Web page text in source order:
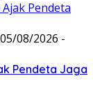
08/2026 -
Pendeta Jaga